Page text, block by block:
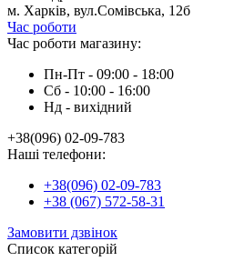
м. Харків, вул.Сомівська, 12б
Час роботи
Час роботи магазину:
Пн-Пт - 09:00 - 18:00
Сб - 10:00 - 16:00
Нд - вихiдний
+38(096) 02-09-783
Наші телефони:
+38(096) 02-09-783
+38 (067) 572-58-31
Замовити дзвінок
Список категорій